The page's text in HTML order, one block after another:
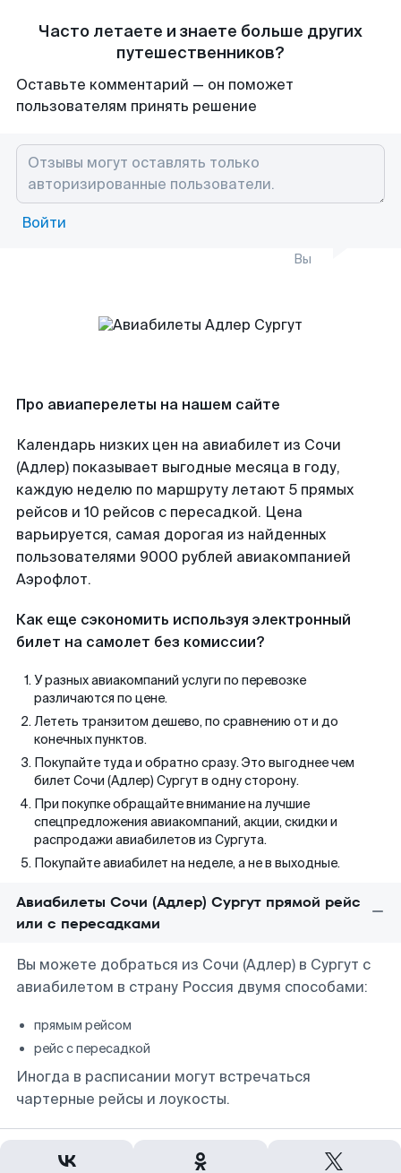
Часто летаете и знаете больше других
путешественников?
Оставьте комментарий — он поможет
пользователям принять решение
Войти
Вы
Про авиаперелеты на нашем сайте
Календарь низких цен на авиабилет из Сочи
(Адлер) показывает выгодные месяца в году,
каждую неделю по маршруту летают 5 прямых
рейсов и 10 рейсов с пересадкой. Цена
варьируется, самая дорогая из найденных
пользователями 9000 рублей авиакомпанией
Аэрофлот.
Как еще сэкономить используя электронный
билет на самолет без комиссии?
У разных авиакомпаний услуги по перевозке
различаются по цене.
Лететь транзитом дешево, по сравнению от и до
конечных пунктов.
Покупайте туда и обратно сразу. Это выгоднее чем
билет Сочи (Адлер) Сургут в одну сторону.
При покупке обращайте внимание на лучшие
спецпредложения авиакомпаний, акции, скидки и
распродажи авиабилетов из Сургута.
Покупайте авиабилет на неделе, а не в выходные.
Авиабилеты Сочи (Адлер) Сургут прямой рейс
или с пересадками
Вы можете добраться из Сочи (Адлер) в Сургут с
авиабилетом в страну Россия двумя способами:
прямым рейсом
рейс с пересадкой
Иногда в расписании могут встречаться
чартерные рейсы и лоукосты.